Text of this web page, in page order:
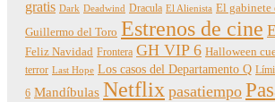
gratis Dark Deadwind Dracula El Alienista El gabinete
Guillermo del Toro Estrenos de cine
Feliz Navidad Frontera GH VIP 6 Halloween
terror Last Hope Los casos del Departamento Q
6 Mandíbulas Netflix pasatiempo